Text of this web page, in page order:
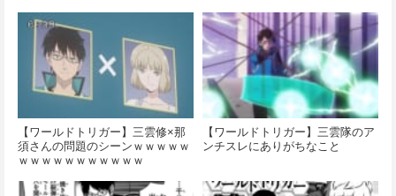
【ワールドトリガー】三雲修×那
須さんの問題のシーンｗｗｗｗｗ
ｗｗｗｗｗｗｗｗｗｗｗ
【ワールドトリガー】三雲隊のア
ンチスレにありがちなこと